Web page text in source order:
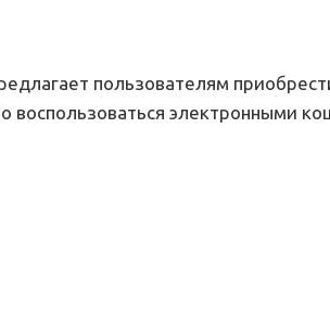
пользователям
воспользоваться электронными